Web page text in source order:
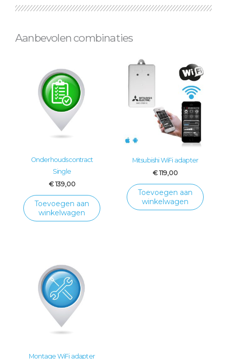
Aanbevolen combinaties
Onderhoudscontract
Single
€139,00
Toevoegen aan
winkelwagen
Mitsubishi WiFi adapter
€ 119,00
Toevoegen aan
winkelwagen
Montage WiFi adapter